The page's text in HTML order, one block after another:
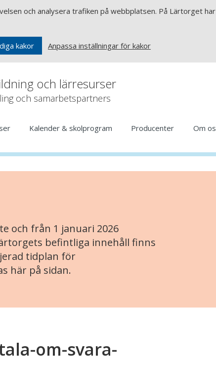
och analysera trafiken på webbplatsen. På Lärtorget
kakor Anpassa inställningar för kakor
och lärresurser
och samarbetspartners
Kalender & skolprogram Producenter Om
och från 1 januari 2026
befintliga innehåll finns
tidplan för
här på sidan.
om-svara-